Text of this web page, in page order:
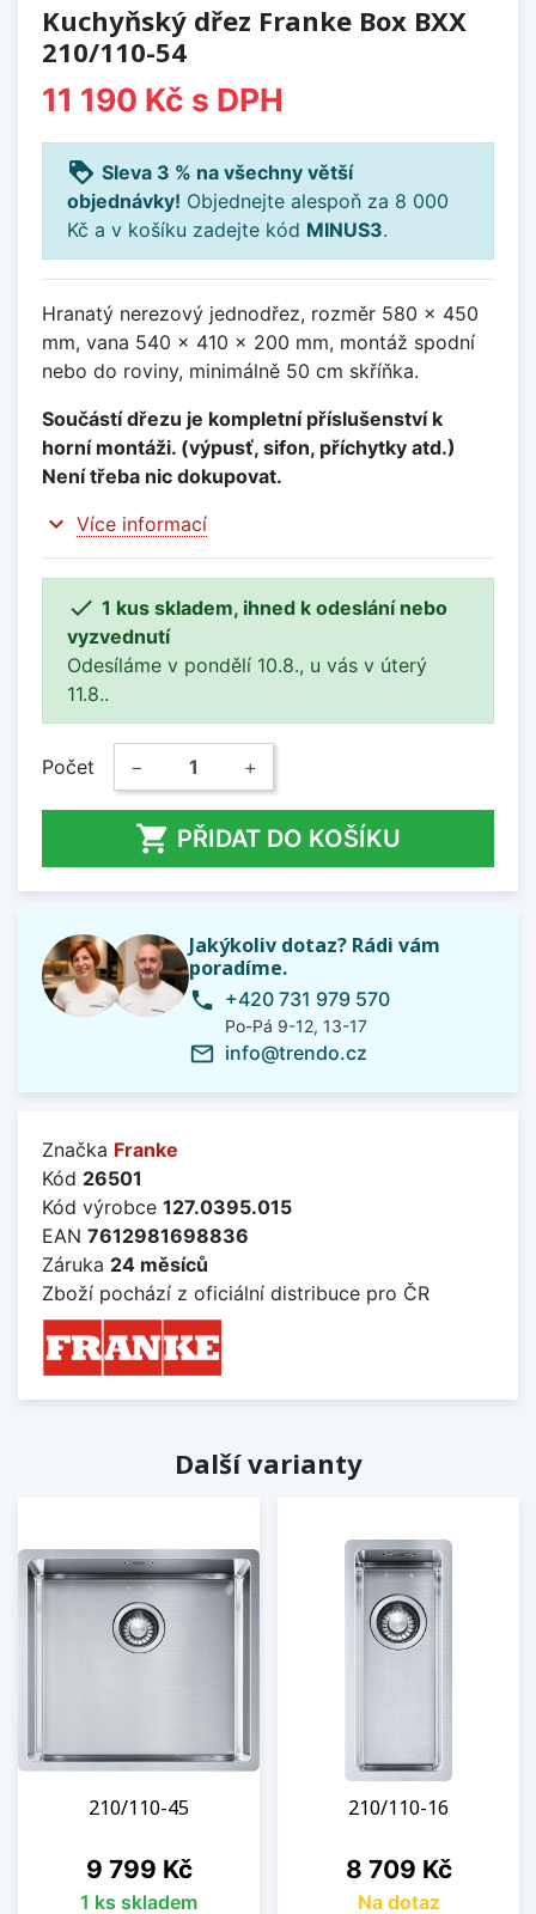
Kuchyňský dřez Franke Box BXX
210/110-54
11 190 Kč s DPH
loyalty Sleva 3 % na všechny větší
objednávky! Objednejte alespoň za 8 000
Kč a v košíku zadejte kód MINUS3.
Hranatý nerezový jednodřez, rozměr 580 x 450
mm, vana 540 x 410 x 200 mm, montáž spodní
nebo do roviny, minimálně 50 cm skříňka.
Součástí dřezu je kompletní příslušenství k
horní montáži. (výpusť, sifon, příchytky atd.)
Není třeba nic dokupovat.
expand_more Více informací
 1 kus skladem, ihned k odeslání nebo
vyzvednutí
Odesíláme v pondělí 10.8., u vás v úterý
11.8..
Počet − +
 PŘIDAT DO KOŠÍKU
Jakýkoliv dotaz? Rádi vám
poradíme.
phone +420 731 979 570
Po-Pá 9-12, 13-17
mail_outline info@trendo.cz
Značka Franke
Kód 26501
Kód výrobce 127.0395.015
EAN 7612981698836
Záruka 24 měsíců
Zboží pochází z oficiální distribuce pro ČR
Další varianty
210/110-45
Cena
9 799 Kč
1 ks skladem
210/110-16
Cena
8 709 Kč
Na dotaz